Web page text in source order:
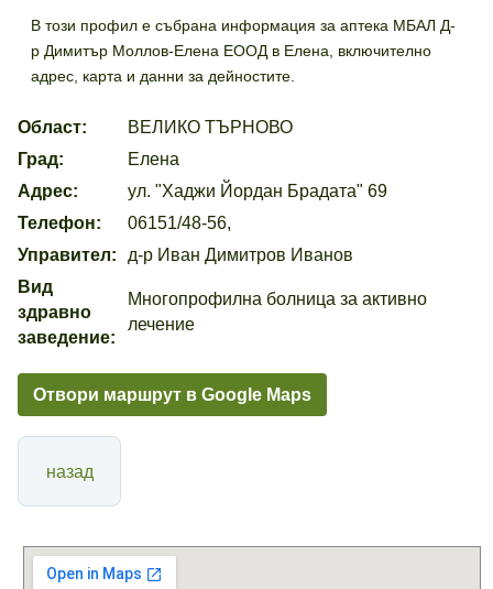
В този профил е събрана информация за аптека МБАЛ Д-
р Димитър Моллов-Елена ЕООД в Елена, включително
адрес, карта и данни за дейностите.
Област:
ВЕЛИКО ТЪРНОВО
Град:
Елена
Адрес:
ул. "Хаджи Йордан Брадата" 69
Телефон:
06151/48-56,
Управител:
д-р Иван Димитров Иванов
Вид
здравно
заведение:
Многопрофилна болница за активно
лечение
Отвори маршрут в Google Maps
назад